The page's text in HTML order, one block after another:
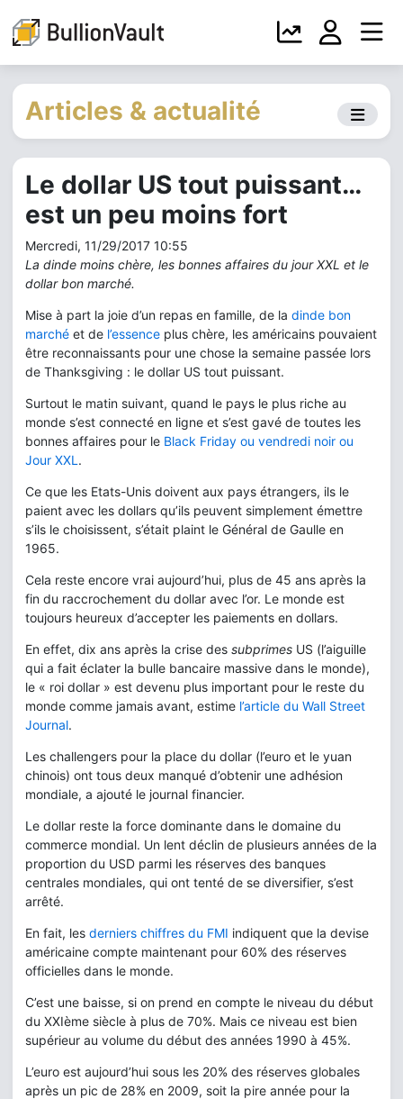
Articles & actualité
Le dollar US tout puissant…
est un peu moins fort
Mercredi, 11/29/2017 10:55
La dinde moins chère, les bonnes affaires du jour XXL et le
dollar bon marché.
Mise à part la joie d’un repas en famille, de la dinde bon
marché et de l’essence plus chère, les américains pouvaient
être reconnaissants pour une chose la semaine passée lors
de Thanksgiving : le dollar US tout puissant.
Surtout le matin suivant, quand le pays le plus riche au
monde s’est connecté en ligne et s’est gavé de toutes les
bonnes affaires pour le Black Friday ou vendredi noir ou
Jour XXL .
Ce que les Etats-Unis doivent aux pays étrangers, ils le
paient avec les dollars qu’ils peuvent simplement émettre
s’ils le choisissent, s’était plaint le Général de Gaulle en
1965.
Cela reste encore vrai aujourd’hui, plus de 45 ans après la
fin du raccrochement du dollar avec l’or. Le monde est
toujours heureux d’accepter les paiements en dollars.
En effet, dix ans après la crise des subprimes US (l’aiguille
qui a fait éclater la bulle bancaire massive dans le monde),
le « roi dollar » est devenu plus important pour le reste du
monde comme jamais avant, estime l’article du Wall Street
Journal.
Les challengers pour la place du dollar (l’euro et le yuan
chinois) ont tous deux manqué d’obtenir une adhésion
mondiale, a ajouté le journal financier.
Le dollar reste la force dominante dans le domaine du
commerce mondial. Un lent déclin de plusieurs années de la
proportion du USD parmi les réserves des banques
centrales mondiales, qui ont tenté de se diversifier, s’est
arrêté.
En fait, les derniers chiffres du FMI indiquent que la devise
américaine compte maintenant pour 60% des réserves
officielles dans le monde.
C’est une baisse, si on prend en compte le niveau du début
du XXIème siècle à plus de 70%. Mais ce niveau est bien
supérieur au volume du début des années 1990 à 45%.
L’euro est aujourd’hui sous les 20% des réserves globales
après un pic de 28% en 2009, soit la pire année pour la